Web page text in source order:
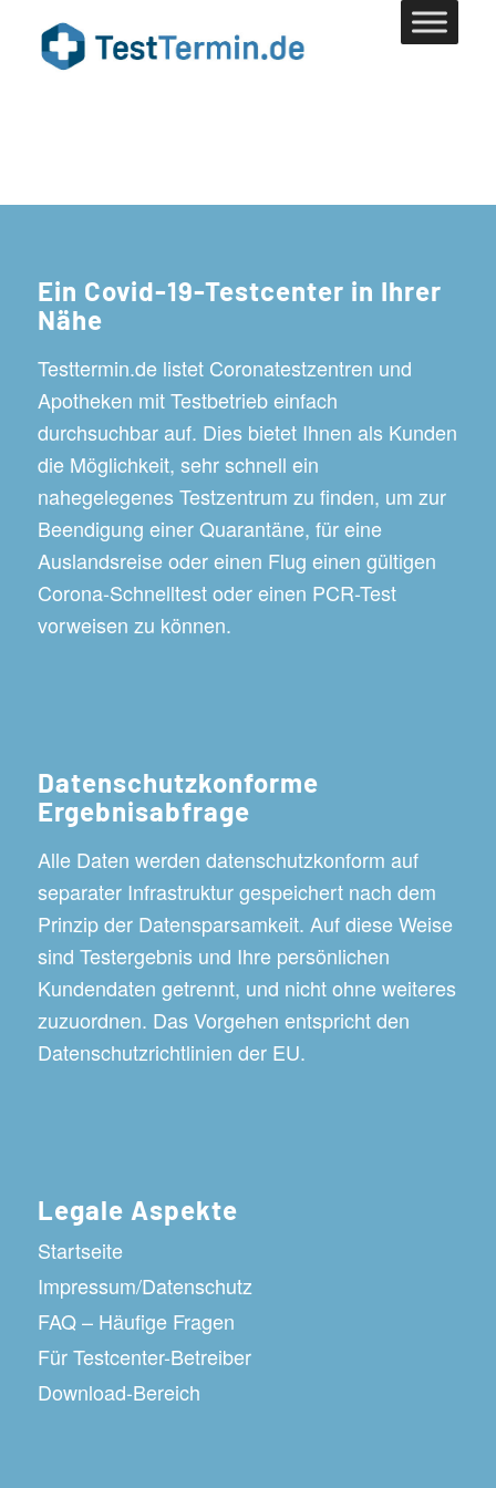
Ein Covid-19-Testcenter in Ihrer
Nähe
Testtermin.de listet Coronatestzentren und
Apotheken mit Testbetrieb einfach
durchsuchbar auf. Dies bietet Ihnen als Kunden
die Möglichkeit, sehr schnell ein
nahegelegenes Testzentrum zu finden, um zur
Beendigung einer Quarantäne, für eine
Auslandsreise oder einen Flug einen gültigen
Corona-Schnelltest oder einen PCR-Test
vorweisen zu können.
Datenschutzkonforme
Ergebnisabfrage
Alle Daten werden datenschutzkonform auf
separater Infrastruktur gespeichert nach dem
Prinzip der Datensparsamkeit. Auf diese Weise
sind Testergebnis und Ihre persönlichen
Kundendaten getrennt, und nicht ohne weiteres
zuzuordnen. Das Vorgehen entspricht den
Datenschutzrichtlinien der EU.
Legale Aspekte
Startseite
Impressum/Datenschutz
FAQ – Häufige Fragen
Für Testcenter-Betreiber
Download-Bereich